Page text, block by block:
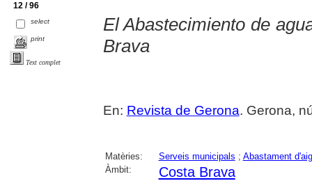
12 / 96
select
print
Text complet
El Abastecimiento de
Brava
En: Revista de Gerona. Gerona,
Matèries: Serveis municipals ; Abastament
Àmbit:
Costa Brava